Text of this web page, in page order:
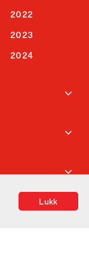
2022
2023
2024
Lukk